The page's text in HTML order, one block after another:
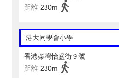
距離 230m
港大同學會小學
香港柴灣怡盛街９號
距離 280m